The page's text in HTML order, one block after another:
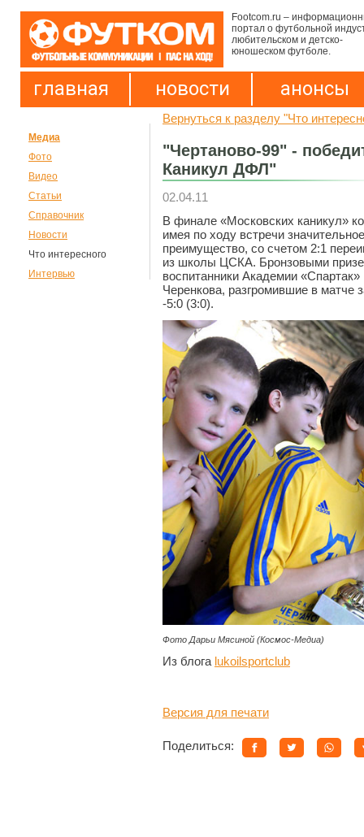
Footcom.ru –
портал о футбольной
любительском и детско-
юношеском футболе.
главная новости анонсы
Медиа
Фото
Видео
Статьи
Справочник
Новости
Что интересного
Интервью
Вернуться к разделу "Что
"Чертаново-99" -
Каникул ДФЛ"
02.04.11
В финале «Московских каникул»
имея по ходу встречи
преимущество, со счетом 2:1
из школы ЦСКА. Бронзовыми
воспитанники Академии
Черенкова, разгромившие в матче
-5:0 (3:0).
Фото Дарьи Мясиной (Космос-Медиа)
Из блога lukoilsportclub
Версия для печати
Поделиться: